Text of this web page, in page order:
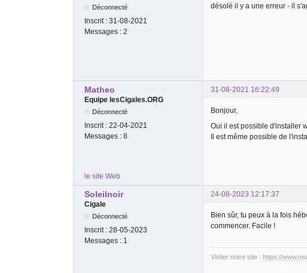
Déconnecté
Inscrit : 31-08-2021
Messages : 2
désolé il y a une erreur - il
Matheo
31-08-2021 16:22:49
Equipe lesCigales.ORG
Déconnecté
Inscrit : 22-04-2021
Messages : 8
Bonjour,
Oui il est possible d'installer
Il est même possible de
le site Web
Soleilnoir
24-08-2023 12:17:37
Cigale
Déconnecté
Inscrit : 28-05-2023
Messages : 1
Bien sûr, tu peux à la fois
commencer. Facile !
Visiter notre site : https://